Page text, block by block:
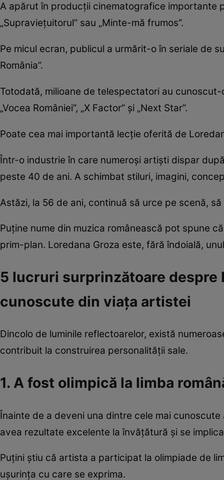
A apărut în producții cinematografice importante
„Supraviețuitorul” sau „Minte-mă frumos”.
Pe micul ecran, publicul a urmărit-o în seriale de
România”.
Totodată, milioane de telespectatori au
„Vocea României”, „X Factor” și „Next Star”.
Poate cea mai importantă lecție oferită de
Într-o industrie în care numeroși artiști dispar
peste 40 de ani. A schimbat stiluri, imagini,
Astăzi, la 56 de ani, continuă să urce pe scenă,
Puține nume din muzica românească pot spune
prim-plan. Loredana Groza este, fără îndoială,
5 lucruri surprinzătoare despre
cunoscute din viața artistei
Dincolo de luminile reflectoarelor, există
contribuit la construirea personalității sale.
1. A fost olimpică la limba
Înainte de a deveni una dintre cele mai
avea rezultate excelente la învățătură și se
Puțini știu că artista a participat la olimpiade de
ușurința cu care se exprima.